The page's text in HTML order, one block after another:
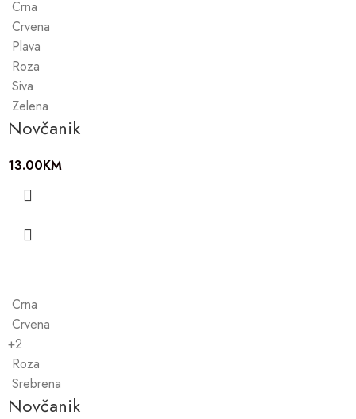
Crna
Crvena
Plava
Roza
Siva
Zelena
Novčanik
13.00KM
Crna
Crvena
+2
Roza
Srebrena
Novčanik